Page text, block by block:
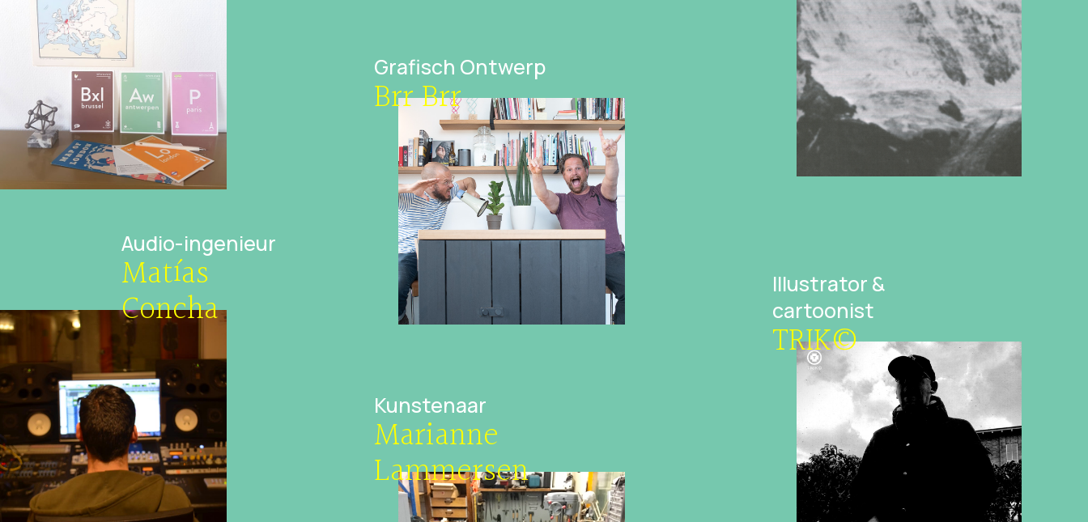
Grafisch Ontwerp
Brr Brr
Audio-ingenieur
Matías
Concha
Kunstenaar
Marianne
Lammersen
Illustrator &
cartoonist
TRIK©